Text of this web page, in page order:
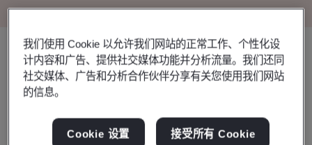
ISO 37106有助于城市实现可持续未
来的愿景
利用此智能实践工具包，以开放、协作和可
我们使用 Cookie 以允许我们网站的正常工作、个性化设
计内容和广告、提供社交媒体功能并分析流量。我们还同
社交媒体、广告和分析合作伙伴分享有关您使用我们网站
的信息。
Cookie 设置 接受所有 Cookie